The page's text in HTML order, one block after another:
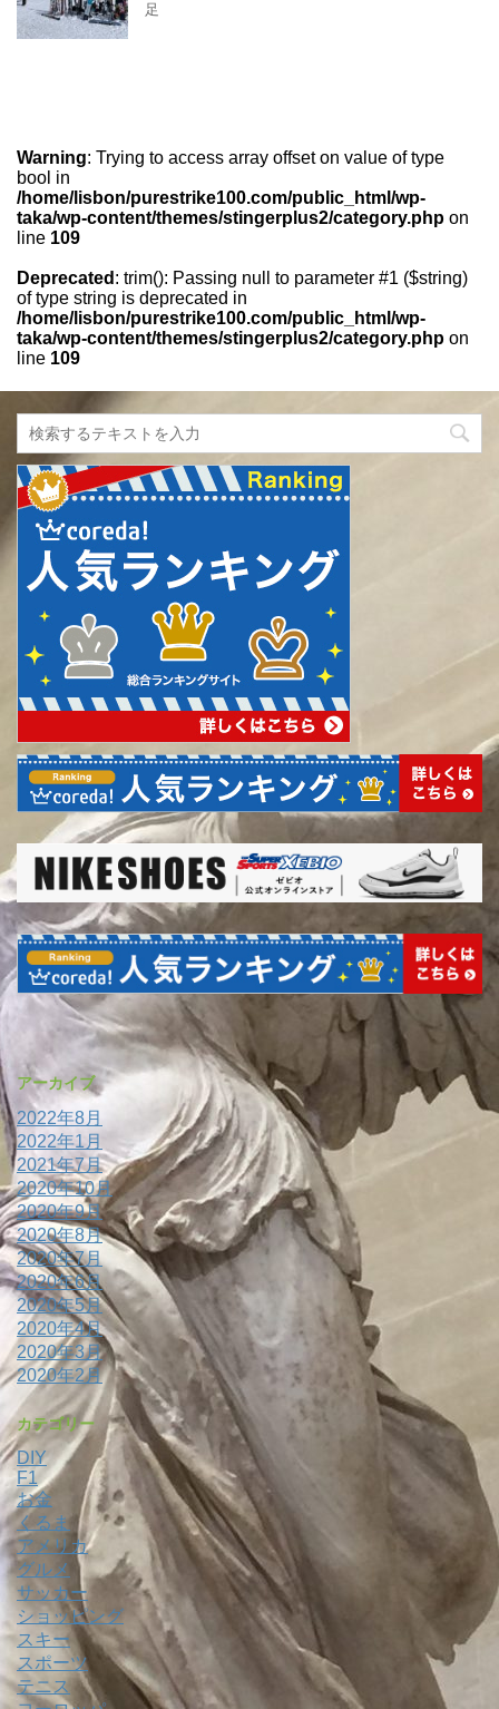
足
Warning: Trying to access array offset on value of type
bool in
/home/lisbon/purestrike100.com/public_html/wp-
taka/wp-content/themes/stingerplus2/category.php on
line 109
Deprecated : trim(): Passing null to parameter #1 ($string)
of type string is deprecated in
/home/lisbon/purestrike100.com/public_html/wp-
taka/wp-content/themes/stingerplus2/category.php on
line 109
アーカイブ
2022年8月
2022年1月
2021年7月
2020年10月
2020年9月
2020年8月
2020年7月
2020年6月
2020年5月
2020年4月
2020年3月
2020年2月
カテゴリー
DIY
F1
お金
くるま
アメリカ
グルメ
サッカー
ショッピング
スキー
スポーツ
テニス